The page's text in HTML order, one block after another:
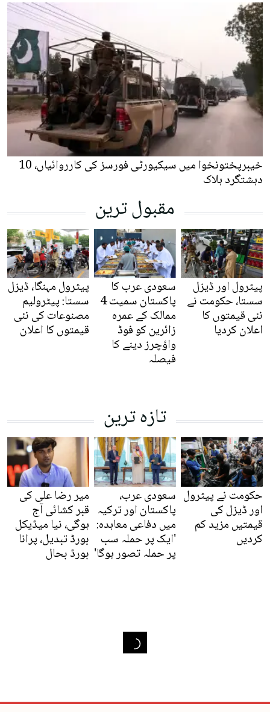
خیبرپختونخوا میں سیکیورٹی فورسز کی کارروائیاں، 10
دہشتگرد ہلاک
مقبول ترین
پیٹرول اور ڈیزل
سستا، حکومت نے
نئی قیمتوں کا
اعلان کردیا
سعودی عرب کا
پاکستان سمیت 4
ممالک کے عمرہ
زائرین کو فوڈ
واؤچرز دینے کا
فیصلہ
پیٹرول مہنگا، ڈیزل
سستا: پیٹرولیم
مصنوعات کی نئی
قیمتوں کا اعلان
تازہ ترین
حکومت نے پیٹرول
اور ڈیزل کی
قیمتیں مزید کم
کردیں
سعودی عرب،
پاکستان اور ترکیہ
میں دفاعی معاہدہ:
'ایک پر حملہ سب
پر حملہ تصور ہوگا'
میر رضا علی کی
قبر کشائی آج
ہوگی، نیا میڈیکل
بورڈ تبدیل، پرانا
بورڈ بحال